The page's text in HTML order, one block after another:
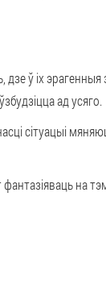
дзе ў іх
ад усяго.
сітуацыі
на